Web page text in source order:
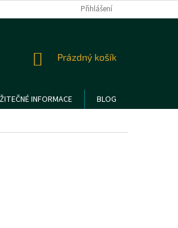
REKLAMACE A VRÁCENÍ ZBOŽÍ
Přihlášení
NÁKUPNÍ
Prázdný košík
INFORMACE
BLOG